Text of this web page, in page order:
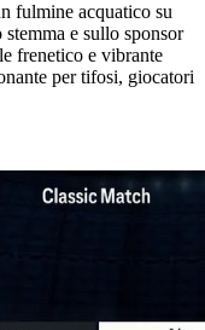
fulmine acquatico su
e sullo sponsor
frenetico e vibrante
per tifosi, giocatori